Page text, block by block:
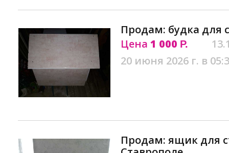
Продам: будка для
Цена 1 000 Р.
20 июня 2026 г. в
Продам: ящик для